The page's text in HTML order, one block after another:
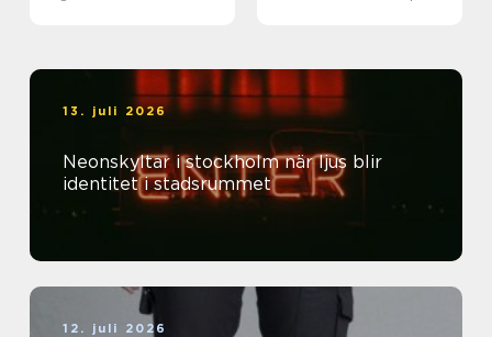
13. juli 2026
Neonskyltar i stockholm när ljus blir
identitet i stadsrummet
12. juli 2026